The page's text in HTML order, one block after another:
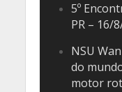
5º
PR – 16/
NSU
do
motor